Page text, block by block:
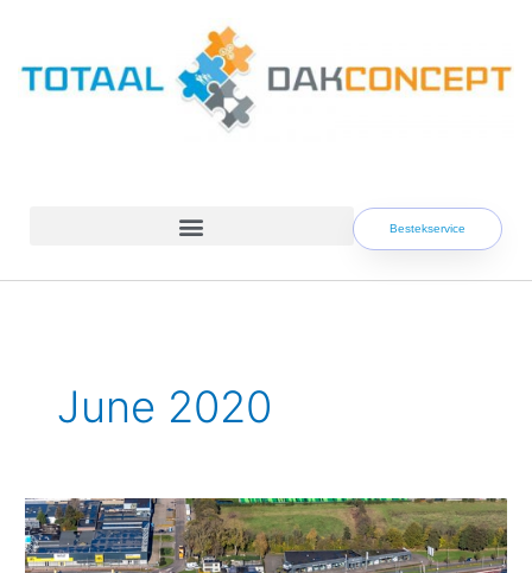
content
Bestekservice
June 2020
Duurzame
dakbedekkingsmaterialen
voor